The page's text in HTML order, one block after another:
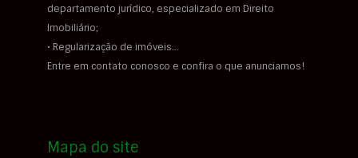
departamento jurídico, especializado em Direito
Imobiliário;
• Regularização de imóveis…
Entre em contato conosco e confira o que anunciamos!
Mapa do site